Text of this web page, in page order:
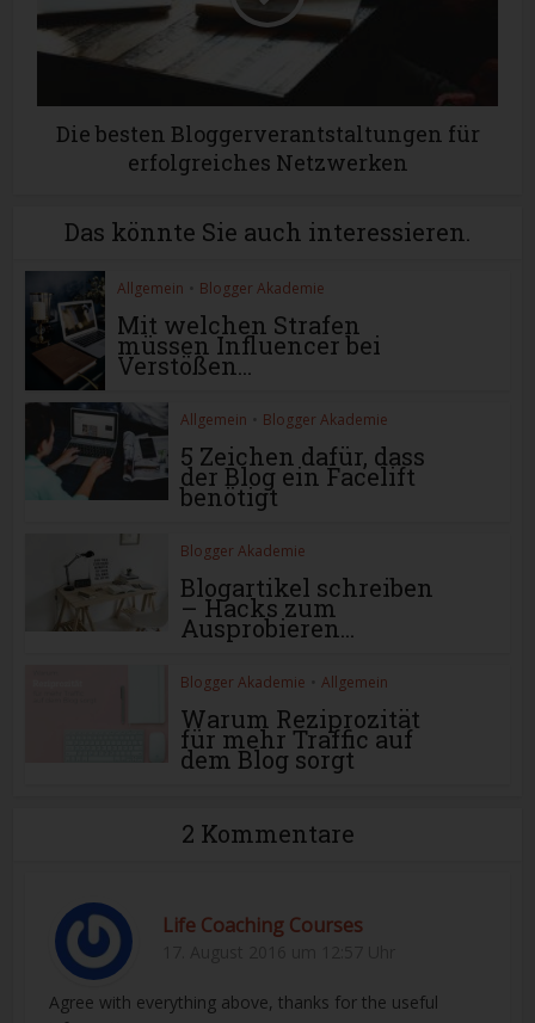
Die besten Bloggerverantstaltungen für
erfolgreiches Netzwerken
Das könnte Sie auch interessieren.
Allgemein Blogger Akademie
Mit welchen Strafen
müssen Influencer bei
Verstößen...
Allgemein Blogger Akademie
5 Zeichen dafür, dass
der Blog ein Facelift
benötigt
Blogger Akademie
Blogartikel schreiben
– Hacks zum
Ausprobieren...
Blogger Akademie Allgemein
Warum Reziprozität
für mehr Traffic auf
dem Blog sorgt
2 Kommentare
Life Coaching Courses
Agree with everything above, thanks for the useful